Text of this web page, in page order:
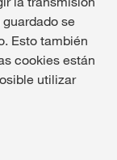
se
Esto también
cookies están
utilizar